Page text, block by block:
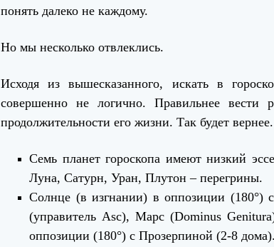
понять далеко не каждому.
Но мы несколько отвлеклись.
Исходя из вышесказанного, искать в
совершенно не логично. Правильнее
продолжительности его жизни. Так будет
Семь планет гороскопа имеют низкий
Луна, Сатурн, Уран, Плутон – перегрины.
Солнце (в изгнании) в оппозиции (180°)
(управитель Asc), Марс (Dominus
оппозиции (180°) с Прозерпиной (2-8 дома).